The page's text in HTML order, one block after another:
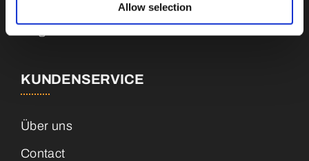
Allow selection
KUNDENSERVICE
Über uns
Contact